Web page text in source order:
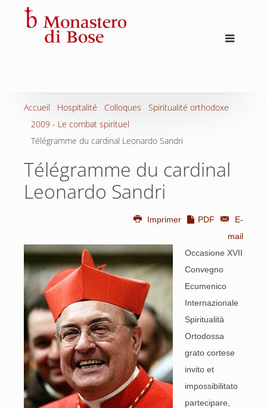
Accueil Hospitalité Colloques
Spiritualité orthodoxe
2009 - Le combat spirituel
Télégramme du cardinal Leonardo Sandri
Télégramme du cardinal
Leonardo Sandri
Imprimer PDF
E-
mail
Occasione XVII
Convegno
Ecumenico
Internazionale
Spiritualità
Ortodossa
grato cortese
invito et
impossibilitato
partecipare,